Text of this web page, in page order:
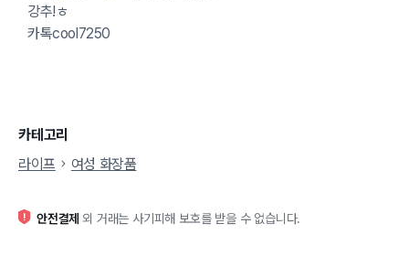
강추!ㅎ
카톡cool7250
카테고리
라이프
여성 화장품
안전결제 외 거래는 사기피해 보호를 받을 수 없습니다.